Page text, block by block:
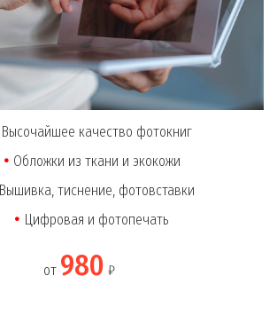
Высочайшее качество фотокниг
Обложки из ткани и экокожи
Вышивка, тиснение, фотовставки
Цифровая и фотопечать
от 980 ₽